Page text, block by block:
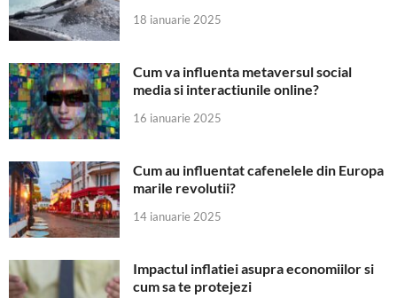
18 ianuarie 2025
Cum va influenta metaversul social
media si interactiunile online?
16 ianuarie 2025
Cum au influentat cafenelele din Europa
marile revolutii?
14 ianuarie 2025
Impactul inflatiei asupra economiilor si
cum sa te protejezi